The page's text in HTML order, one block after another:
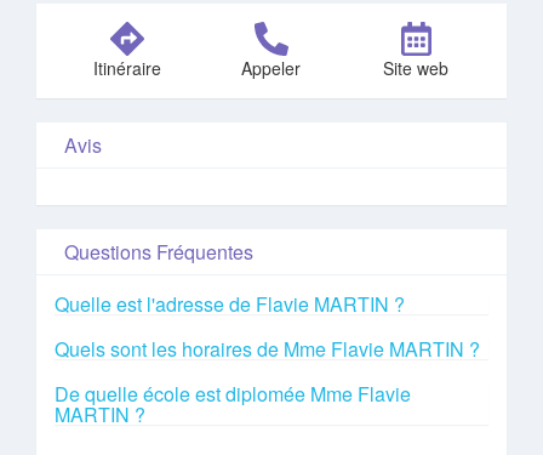
Itinéraire Appeler Site web
Avis
Questions Fréquentes
Quelle est l'adresse de Flavie MARTIN ?
Quels sont les horaires de Mme Flavie MARTIN ?
De quelle école est diplomée Mme Flavie
MARTIN ?